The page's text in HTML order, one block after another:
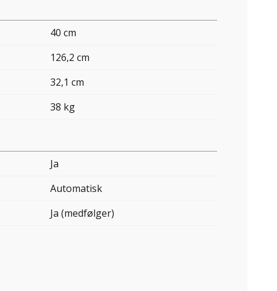
40 cm
126,2 cm
32,1 cm
38 kg
Ja
Automatisk
Ja (medfølger)